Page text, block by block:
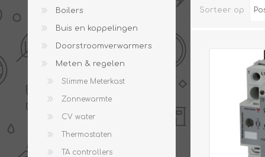
Selectie boilers
Sorteer op
Boilers
Buis en koppelingen
Doorstroomverwarmers
Meten & regelen
Slimme Meterkast
Zonnewarmte
CV water
Thermostaten
TA controllers